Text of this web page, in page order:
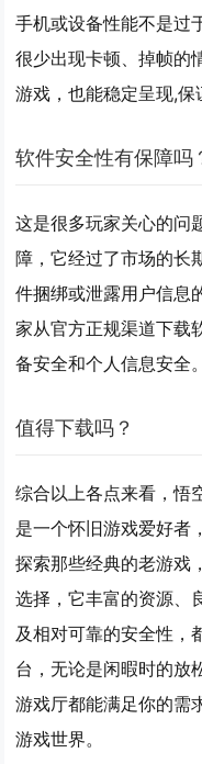
手机或设备性能不是过
很少出现卡顿、掉帧的
游戏，也能稳定呈现,保
软件安全性有保障吗
这是很多玩家关心的问
障，它经过了市场的长
件捆绑或泄露用户信息
家从官方正规渠道下载
备安全和个人信息安全。
值得下载吗？
综合以上各点来看，悟
是一个怀旧游戏爱好者
探索那些经典的老游戏
选择，它丰富的资源、
及相对可靠的安全性，
台，无论是闲暇时的放
游戏厅都能满足你的需
游戏世界。